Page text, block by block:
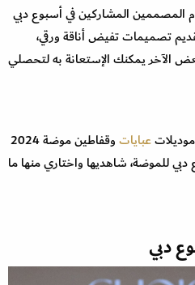
المصممين المشاركين في أسبوع دبي
في تقديم تصميمات تفيض أناقة ورقي،
الآخر يمكنك الإستعانة به لتحصلي
عبايات
وقفاطين موضة 2024
شاهديها واختاري منها ما
دبي